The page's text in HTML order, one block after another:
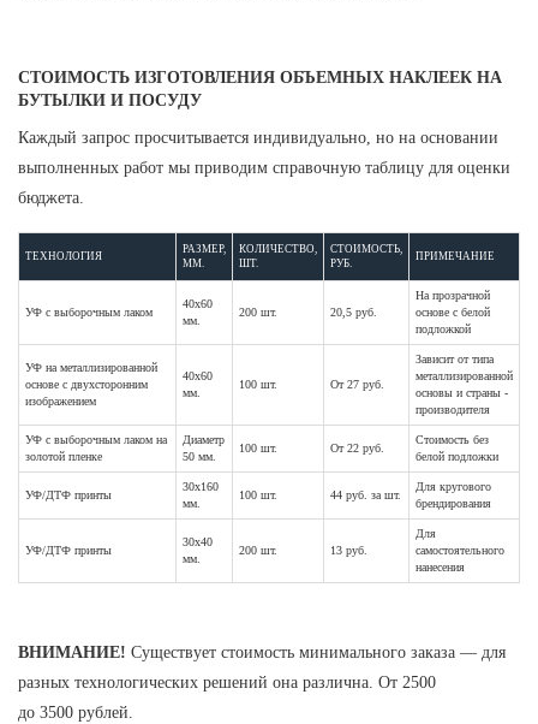
СТОИМОСТЬ ИЗГОТОВЛЕНИЯ ОБЪЕМНЫХ НАКЛЕЕК НА
БУТЫЛКИ И ПОСУДУ
Каждый запрос просчитывается индивидуально, но на основании
выполненных работ мы приводим справочную таблицу для оценки
бюджета.
ТЕХНОЛОГИЯ
РАЗМЕР,
ММ.
КОЛИЧЕСТВО,
ШТ.
СТОИМОСТЬ,
РУБ.
ПРИМЕЧАНИЕ
УФ с выборочным лаком
40х60
мм.
200 шт. 20,5 руб.
На прозрачной
основе с белой
подложкой
УФ на металлизированной
основе с двухсторонним
изображением
40х60
мм.
100 шт. От 27 руб.
Зависит от типа
металлизированной
основы и страны -
производителя
УФ с выборочным лаком на
золотой пленке
Диаметр
50 мм.
100 шт. От 22 руб.
Стоимость без
белой подложки
УФ/ДТФ принты
30х160
мм.
100 шт. 44 руб. за шт.
Для кругового
брендирования
УФ/ДТФ принты
30х40
мм.
200 шт. 13 руб.
Для
самостоятельного
нанесения
ВНИМАНИЕ! Существует стоимость минимального заказа — для
разных технологических решений она различна. От 2500
до 3500 рублей.